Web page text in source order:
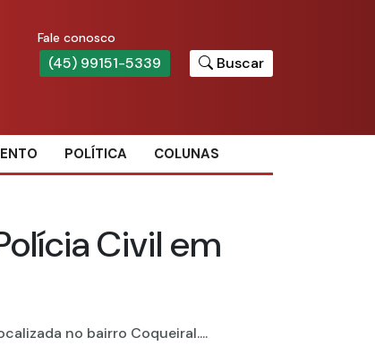
Fale conosco
(45) 99151-5339 Buscar
POLÍTICA COLUNAS
Civil em
no bairro Coqueiral....